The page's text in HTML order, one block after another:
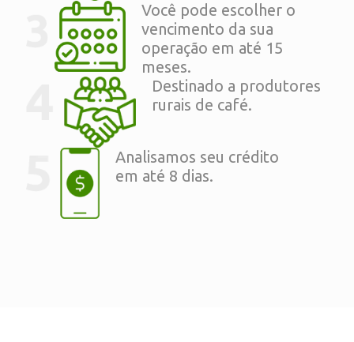
Você pode escolher o
vencimento da sua
operação em até 15
meses.
Destinado a produtores
rurais de café.
Analisamos seu crédito
em até 8 dias.